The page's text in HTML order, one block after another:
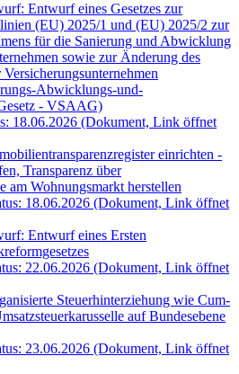
Entwurf eines Gesetzes zur
(EU) 2025/1 und (EU) 2025/2 zur
für die Sanierung und Abwicklung
sowie zur Änderung des
Abwicklungs-und-
- VSAAG)
18.06.2026 (Dokument, Link öffnet
einrichten -
Transparenz über
am Wohnungsmarkt herstellen
18.06.2026 (Dokument, Link öffnet
Entwurf eines Ersten
22.06.2026 (Dokument, Link öffnet
Steuerhinterziehung wie Cum-
auf Bundesebene
23.06.2026 (Dokument, Link öffnet